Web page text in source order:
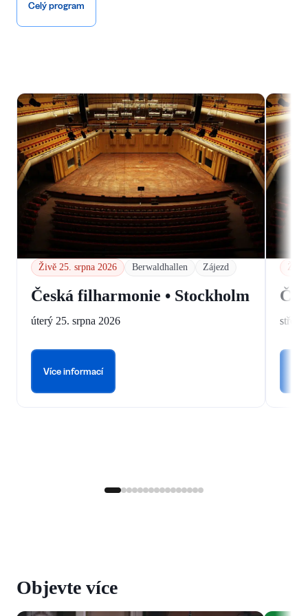
Celý program
Živě 25. srpna 2026 Berwaldhallen Zájezd
Česká filharmonie • Stockholm
úterý 25. srpna 2026
Více informací
Živě
Objevte více